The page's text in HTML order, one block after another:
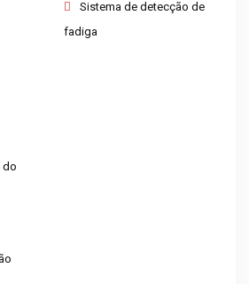
Sistema de detecção de
fadiga
do